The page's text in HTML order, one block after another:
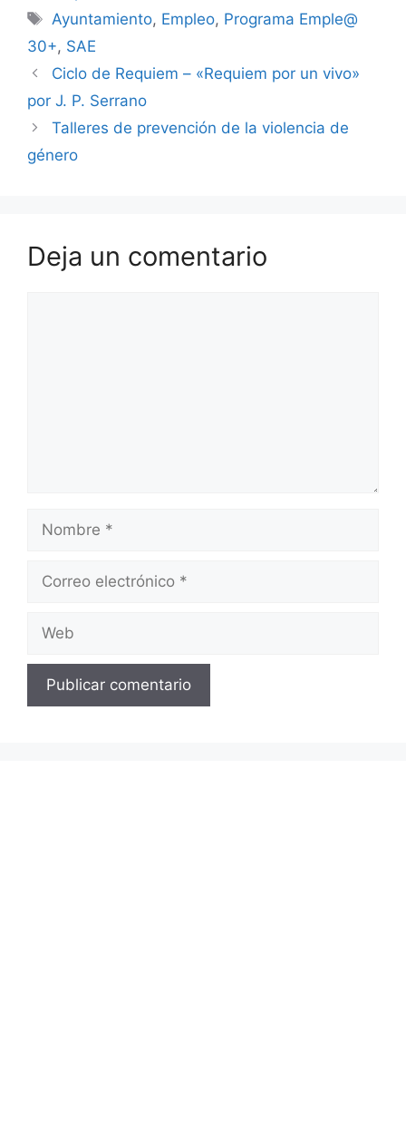
Etiquetas
Ayuntamiento, Empleo, Programa Emple@
30+, SAE
Ciclo de Requiem – «Requiem por un vivo»
por J. P. Serrano
Talleres de prevención de la violencia de
género
Deja un comentario
electrónico